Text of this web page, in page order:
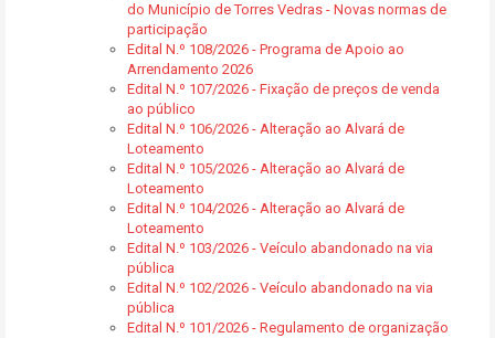
do Município de Torres Vedras - Novas normas de
participação
Edital N.º 108/2026 - Programa de Apoio ao
Arrendamento 2026
Edital N.º 107/2026 - Fixação de preços de venda
ao público
Edital N.º 106/2026 - Alteração ao Alvará de
Loteamento
Edital N.º 105/2026 - Alteração ao Alvará de
Loteamento
Edital N.º 104/2026 - Alteração ao Alvará de
Loteamento
Edital N.º 103/2026 - Veículo abandonado na via
pública
Edital N.º 102/2026 - Veículo abandonado na via
pública
Edital N.º 101/2026 - Regulamento de organização